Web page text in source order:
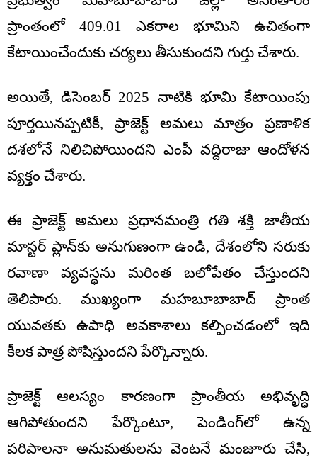
ప్రాంతంలో 409.01 ఎకరాల భూమిని ఉచితంగా
కేటాయించేందుకు చర్యలు తీసుకుందని గుర్తు చేశారు.
అయితే, డిసెంబర్ 2025 నాటికి భూమి కేటాయింపు
పూర్తయినప్పటికీ, ప్రాజెక్ట్ అమలు మాత్రం ప్రణాళిక
దశలోనే నిలిచిపోయిందని ఎంపీ వద్దిరాజు ఆందోళన
వ్యక్తం చేశారు.
ఈ ప్రాజెక్ట్ అమలు ప్రధానమంత్రి గతి శక్తి జాతీయ
మాస్టర్ ప్లాన్‌కు అనుగుణంగా ఉండి, దేశంలోని సరుకు
రవాణా వ్యవస్థను మరింత బలోపేతం చేస్తుందని
తెలిపారు. ముఖ్యంగా మహబూబాబాద్ ప్రాంత
యువతకు ఉపాధి అవకాశాలు కల్పించడంలో ఇది
కీలక పాత్ర పోషిస్తుందని పేర్కొన్నారు.
ప్రాజెక్ట్ ఆలస్యం కారణంగా ప్రాంతీయ అభివృద్ధి
ఆగిపోతుందని పేర్కొంటూ, పెండింగ్‌లో ఉన్న
పరిపాలనా అనుమతులను వెంటనే మంజూరు చేసి,